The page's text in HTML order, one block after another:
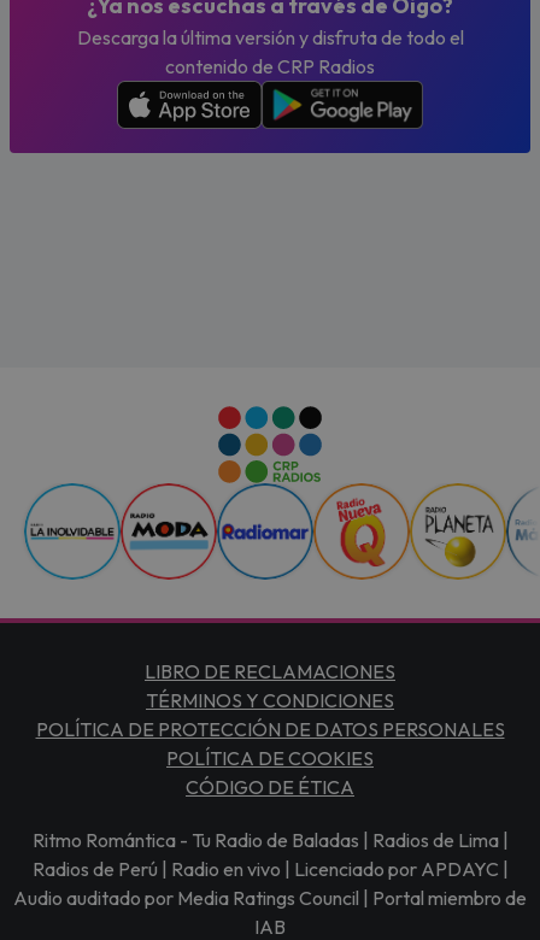
Descarga la última versión y disfruta de todo el
contenido de CRP Radios
LIBRO DE RECLAMACIONES
TÉRMINOS Y CONDICIONES
POLÍTICA DE PROTECCIÓN DE DATOS PERSONALES
POLÍTICA DE COOKIES
CÓDIGO DE ÉTICA
Ritmo Romántica - Tu Radio de Baladas | Radios de Lima |
Radios de Perú | Radio en vivo | Licenciado por APDAYC |
Audio auditado por Media Ratings Council | Portal miembro de
IAB